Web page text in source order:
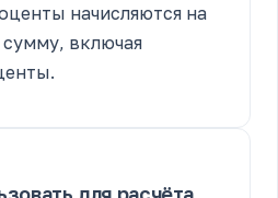
начисляются на
включая